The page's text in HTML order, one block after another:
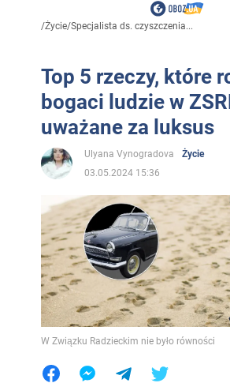
/Życie/Specjalista ds. czyszczenia...
Top 5 rzeczy, które
bogaci ludzie w
uważane za luksus
Ulyana Vynogradova
Życie
03.05.2024 15:36
W Związku Radzieckim nie było równości